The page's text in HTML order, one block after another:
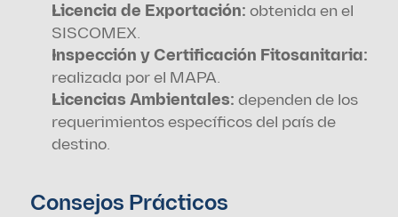
Licencia de Exportación: obtenida en el
SISCOMEX.
Inspección y Certificación Fitosanitaria:
realizada por el MAPA.
Licencias Ambientales: dependen de los
requerimientos específicos del país de
destino.
Consejos Prácticos